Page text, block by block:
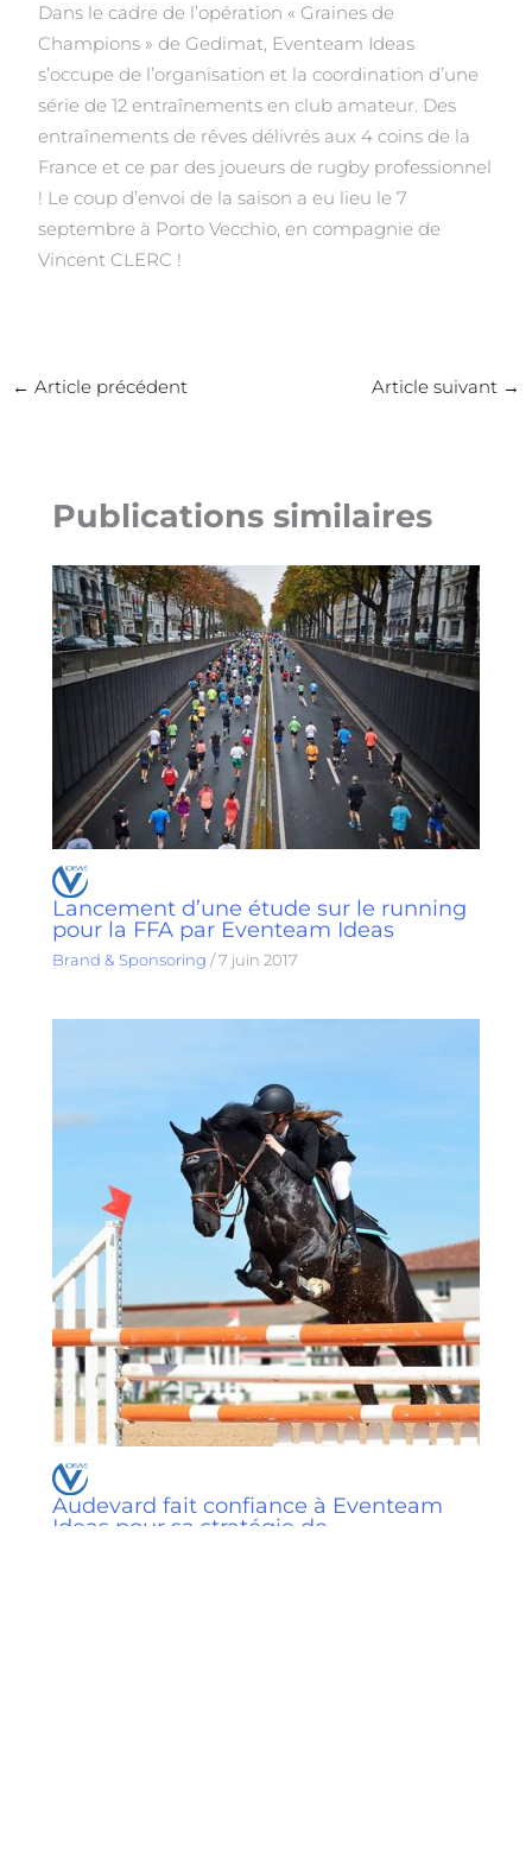
Dans le cadre de l’opération « Graines de
Champions » de Gedimat, Eventeam Ideas
s’occupe de l’organisation et la coordination d’une
série de 12 entraînements en club amateur. Des
entraînements de rêves délivrés aux 4 coins de la
France et ce par des joueurs de rugby professionnel
! Le coup d’envoi de la saison a eu lieu le 7
septembre à Porto Vecchio, en compagnie de
Vincent CLERC !
← Article précédent Article suivant →
Publications similaires
Lancement d’une étude sur le running
pour la FFA par Eventeam Ideas
Brand & Sponsoring /7 juin 2017
Audevard fait confiance à Eventeam
Ideas pour sa stratégie de